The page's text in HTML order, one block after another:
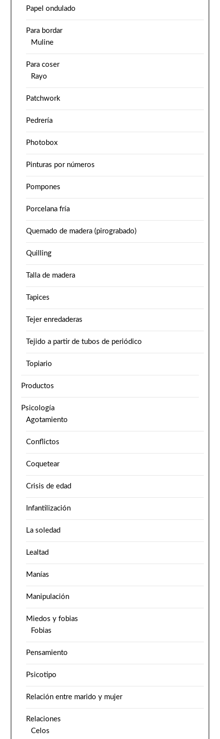
Papel ondulado
Para bordar
Muline
Para coser
Rayo
Patchwork
Pedrería
Photobox
Pinturas por números
Pompones
Porcelana fría
Quemado de madera (pirograbado)
Quilling
Talla de madera
Tapices
Tejer enredaderas
Tejido a partir de tubos de periódico
Topiario
Productos
Psicología
Agotamiento
Conflictos
Coquetear
Crisis de edad
Infantilización
La soledad
Lealtad
Manías
Manipulación
Miedos y fobias
Fobias
Pensamiento
Psicotipo
Relación entre marido y mujer
Relaciones
Celos